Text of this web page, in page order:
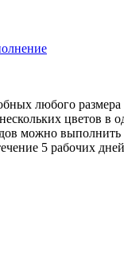
любого
цветов в
можно
5 рабочих дней